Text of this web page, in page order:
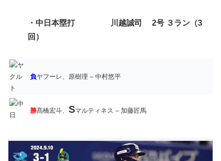
・中日 本塁打 川越誠司 2号 ３ラン（3
回）
負ヤフーレ、原樹理 – 中村悠平
勝髙橋宏斗、 Sマルティネス – 加藤匠馬